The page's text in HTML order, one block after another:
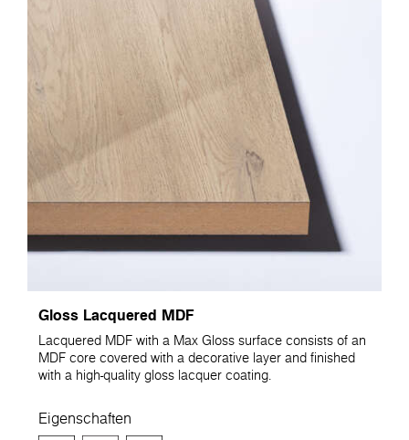
Gloss Lacquered MDF
Lacquered MDF with a Max Gloss surface consists of an
MDF core covered with a decorative layer and finished
with a high-quality gloss lacquer coating.
Eigenschaften